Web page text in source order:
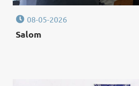
08-05-2026
Salom